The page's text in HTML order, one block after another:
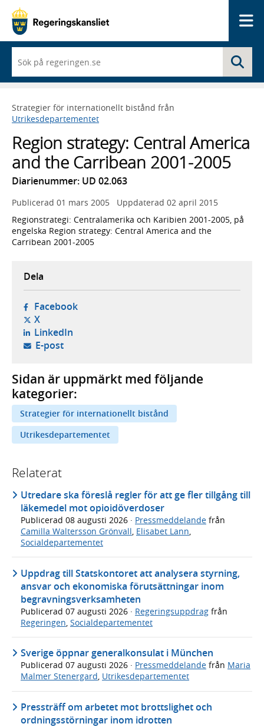
du
börjar
skriva
framträder
en
med
sökförslag
Strategier för internationellt bistånd från
Utrikesdepartementet
Region strategy: Central America
and the Carribean 2001-2005
Diarienummer: UD 02.063
Publicerad 01 mars 2005 Uppdaterad 02 april 2015
Regionstrategi: Centralamerika och Karibien 2001-2005, på
engelska Region strategy: Central America and the
Carribean 2001-2005
Dela
Facebook- öppnas i ny flik, extern webbplats,
X- öppnas i ny flik, extern webbplats,
LinkedIn- öppnas i ny flik, extern webbplats,
E-post- öppnar din e-postklient,
Sidan är uppmärkt med följande
kategorier:
Strategier för internationellt bistånd
Utrikesdepartementet
Relaterat
Utredare ska föreslå regler för att ge fler tillgång till
läkemedel mot opioidöverdoser
Publicerad 08 augusti 2026 · Pressmeddelande från
Camilla Waltersson Grönvall, Elisabet Lann,
Socialdepartementet
Uppdrag till Statskontoret att analysera styrning,
ansvar och ekonomiska förutsättningar inom
begravningsverksamheten
Publicerad 07 augusti 2026 · Regeringsuppdrag från
Regeringen Socialdepartementet
Sverige öppnar generalkonsulat i München
Publicerad 07 augusti 2026 · Pressmeddelande från Maria
Malmer Stenergard, Utrikesdepartementet
Pressträff om arbetet mot brottslighet och
ordningsstörningar inom idrotten